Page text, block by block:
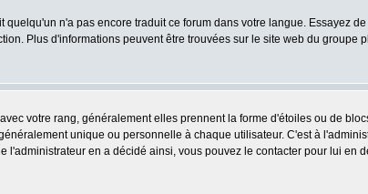
n'a pas encore traduit ce forum dans votre langue. Essayez
Plus d'informations peuvent être trouvées sur le site web du groupe
votre rang, généralement elles prennent la forme d'étoiles ou de
unique ou personnelle à chaque utilisateur. C'est à
en a décidé ainsi, vous pouvez le contacter pour lui en